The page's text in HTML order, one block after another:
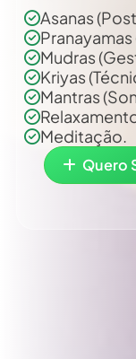
Asanas
Mudras
Kriyas
Mantras
Meditação.
Quero